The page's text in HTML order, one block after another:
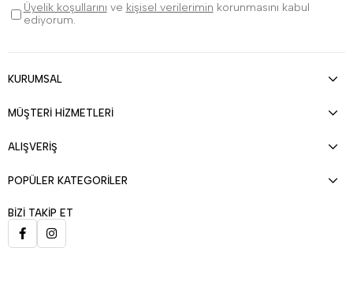
Üyelik koşullarını ve kişisel verilerimin korunmasını kabul
ediyorum.
KURUMSAL
MÜŞTERİ HİZMETLERİ
ALIŞVERİŞ
POPÜLER KATEGORİLER
BİZİ TAKİP ET